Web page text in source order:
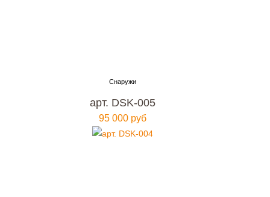
арт. DSK-005
95 000 руб